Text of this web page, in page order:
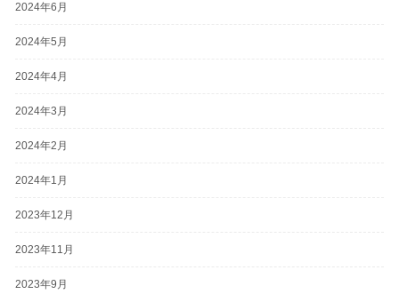
2024年6月
2024年5月
2024年4月
2024年3月
2024年2月
2024年1月
2023年12月
2023年11月
2023年9月